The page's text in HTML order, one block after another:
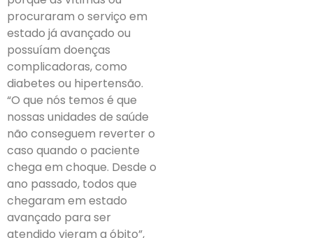
procuraram o serviço em
estado já avançado ou
possuíam doenças
complicadoras, como
diabetes ou hipertensão.
“O que nós temos é que
nossas unidades de saúde
não conseguem reverter o
caso quando o paciente
chega em choque. Desde o
ano passado, todos que
chegaram em estado
avançado para ser
atendido vieram a óbito”,